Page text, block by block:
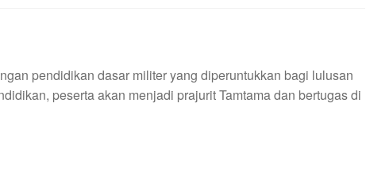
pendidikan dasar militer yang diperuntukkan bagi lulusan
peserta akan menjadi prajurit Tamtama dan bertugas di